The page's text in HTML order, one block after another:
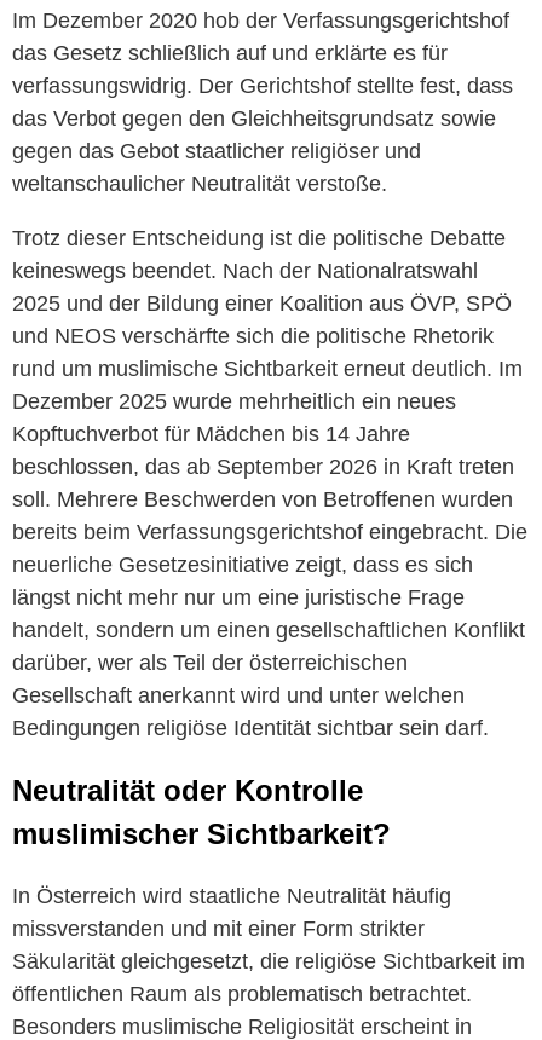
Im Dezember 2020 hob der Verfassungsgerichtshof
das Gesetz schließlich auf und erklärte es für
verfassungswidrig. Der Gerichtshof stellte fest, dass
das Verbot gegen den Gleichheitsgrundsatz sowie
gegen das Gebot staatlicher religiöser und
weltanschaulicher Neutralität verstoße.
Trotz dieser Entscheidung ist die politische Debatte
keineswegs beendet. Nach der Nationalratswahl
2025 und der Bildung einer Koalition aus ÖVP, SPÖ
und NEOS verschärfte sich die politische Rhetorik
rund um muslimische Sichtbarkeit erneut deutlich. Im
Dezember 2025 wurde mehrheitlich ein neues
Kopftuchverbot für Mädchen bis 14 Jahre
beschlossen, das ab September 2026 in Kraft treten
soll. Mehrere Beschwerden von Betroffenen wurden
bereits beim Verfassungsgerichtshof eingebracht. Die
neuerliche Gesetzesinitiative zeigt, dass es sich
längst nicht mehr nur um eine juristische Frage
handelt, sondern um einen gesellschaftlichen Konflikt
darüber, wer als Teil der österreichischen
Gesellschaft anerkannt wird und unter welchen
Bedingungen religiöse Identität sichtbar sein darf.
Neutralität oder Kontrolle
muslimischer Sichtbarkeit?
In Österreich wird staatliche Neutralität häufig
missverstanden und mit einer Form strikter
Säkularität gleichgesetzt, die religiöse Sichtbarkeit im
öffentlichen Raum als problematisch betrachtet.
Besonders muslimische Religiosität erscheint in